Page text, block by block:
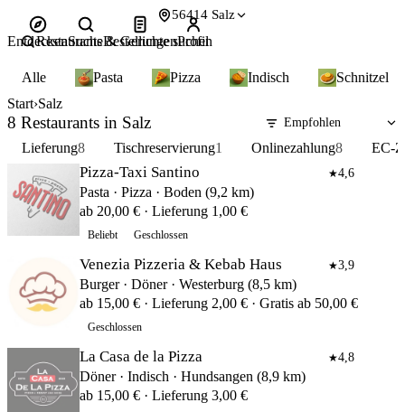
56414 Salz
Restaurants & Gerichte suchen
Alle Pasta Pizza Indisch
Schnitzel
Start Salz
8 Restaurants in Salz
Lieferung8 Tischreservierung1 Onlinezahlung8 EC-
Pizza-Taxi Santino ★4,6
Pasta · Pizza · Boden (9,2 km)
ab 20,00 € · Lieferung 1,00 €
Beliebt Geschlossen
Venezia Pizzeria & Kebab Haus ★3,9
Burger · Döner · Westerburg (8,5 km)
ab 15,00 € · Lieferung 2,00 € · Gratis ab 50,00 €
Geschlossen
La Casa de la Pizza ★4,8
Döner · Indisch · Hundsangen (8,9 km)
ab 15,00 € · Lieferung 3,00 €
EntdeckenSucheBestellungenProfil